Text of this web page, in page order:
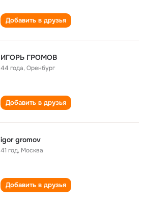
Добавить в друзья
ИГОРЬ ГРОМОВ
44 года,Оренбург
Добавить в друзья
igor gromov
41 год, Москва
Добавить в друзья